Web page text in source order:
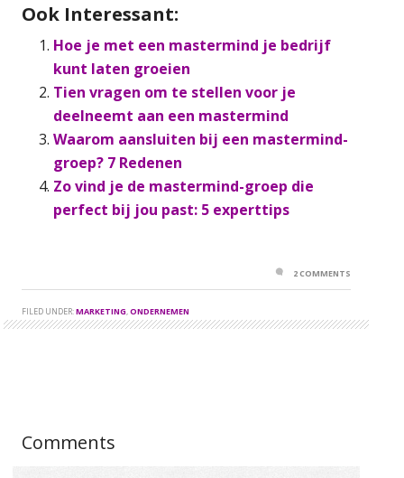
Ook Interessant:
Hoe je met een mastermind je bedrijf
kunt laten groeien
Tien vragen om te stellen voor je
deelneemt aan een mastermind
Waarom aansluiten bij een mastermind-
groep? 7 Redenen
Zo vind je de mastermind-groep die
perfect bij jou past: 5 experttips
FILED UNDER:MARKETING,ONDERNEMEN
2 COMMENTS
Comments